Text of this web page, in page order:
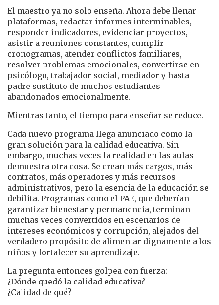
El maestro ya no solo enseña. Ahora debe llenar
plataformas, redactar informes interminables,
responder indicadores, evidenciar proyectos,
asistir a reuniones constantes, cumplir
cronogramas, atender conflictos familiares,
resolver problemas emocionales, convertirse en
psicólogo, trabajador social, mediador y hasta
padre sustituto de muchos estudiantes
abandonados emocionalmente.
Mientras tanto, el tiempo para enseñar se reduce.
Cada nuevo programa llega anunciado como la
gran solución para la calidad educativa. Sin
embargo, muchas veces la realidad en las aulas
demuestra otra cosa. Se crean más cargos, más
contratos, más operadores y más recursos
administrativos, pero la esencia de la educación se
debilita. Programas como el PAE, que deberían
garantizar bienestar y permanencia, terminan
muchas veces convertidos en escenarios de
intereses económicos y corrupción, alejados del
verdadero propósito de alimentar dignamente a los
niños y fortalecer su aprendizaje.
La pregunta entonces golpea con fuerza:
¿Dónde quedó la calidad educativa?
¿Calidad de qué?